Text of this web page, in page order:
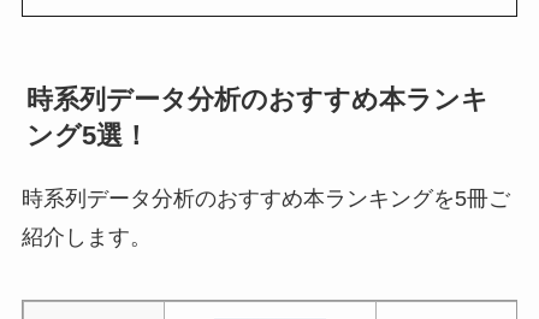
時系列データ分析のおすすめ本ランキ
ング5選！
時系列データ分析のおすすめ本ランキングを5冊ご
紹介します。